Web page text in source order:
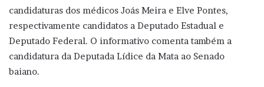
candidaturas dos médicos Joás Meira e Elve Pontes,
respectivamente candidatos a Deputado Estadual e
Deputado Federal. O informativo comenta também a
candidatura da Deputada Lídice da Mata ao Senado
baiano.